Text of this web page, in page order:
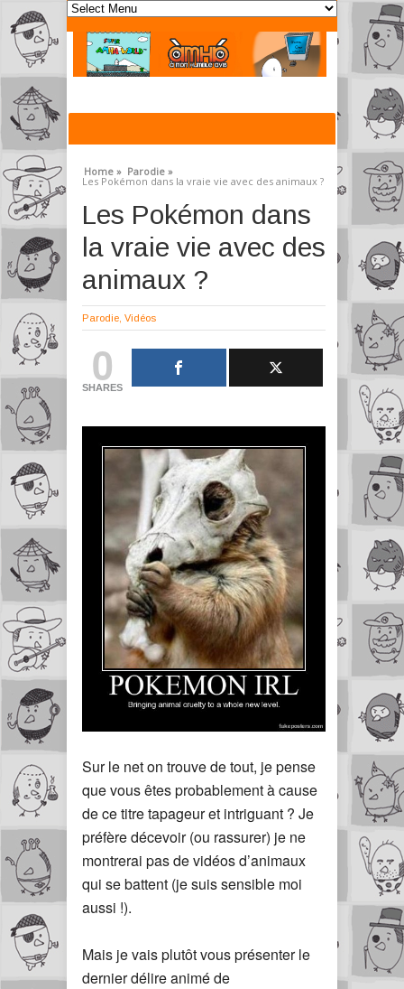
Home » Parodie »
Les Pokémon dans la vraie vie avec des animaux ?
Les Pokémon dans
la vraie vie avec des
animaux ?
Parodie Vidéos
0
SHARES
Sur le net on trouve de tout, je pense
que vous êtes probablement à cause
de ce titre tapageur et intriguant ? Je
préfère décevoir (ou rassurer) je ne
montrerai pas de vidéos d’animaux
qui se battent (je suis sensible moi
aussi !).
Mais je vais plutôt vous présenter le
dernier délire animé de